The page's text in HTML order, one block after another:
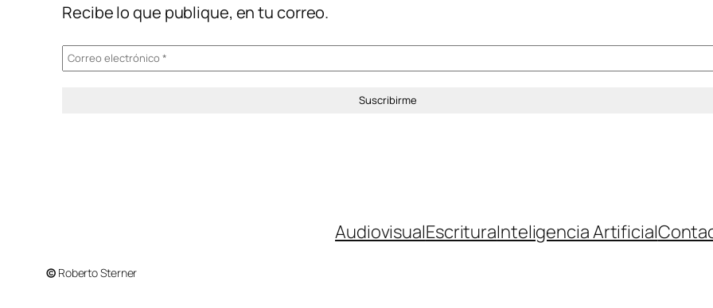
Recibe lo que publique, en tu correo.
AudiovisualEscrituraInteligencia Artificial
©Roberto Sterner